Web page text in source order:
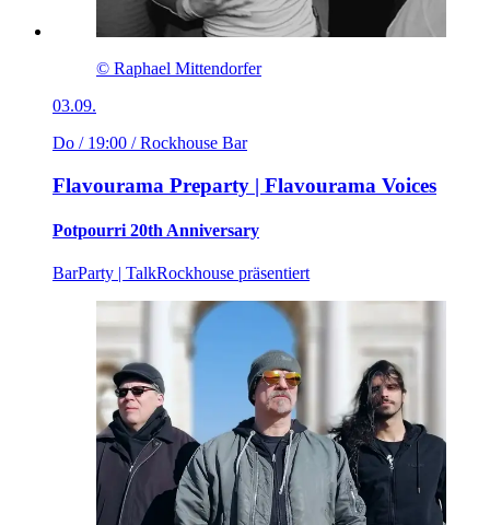
© Raphael Mittendorfer
03.09.
Do / 19:00 / Rockhouse Bar
Flavourama Preparty | Flavourama Voices
Potpourri 20th Anniversary
BarParty | TalkRockhouse präsentiert